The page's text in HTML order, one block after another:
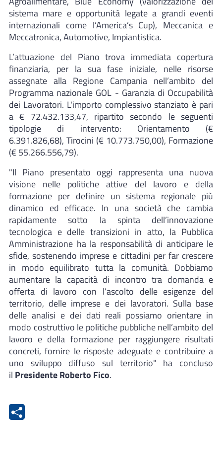
sistema mare e opportunità legate a grandi eventi
internazionali come l’America’s Cup), Meccanica e
Meccatronica, Automotive, Impiantistica.
L’attuazione del Piano trova immediata copertura
finanziaria, per la sua fase iniziale, nelle risorse
assegnate alla Regione Campania nell’ambito del
Programma nazionale GOL - Garanzia di Occupabilità
dei Lavoratori. L'importo complessivo stanziato è pari
a € 72.432.133,47, ripartito secondo le seguenti
tipologie di intervento: Orientamento (€
6.391.826,68), Tirocini (€ 10.773.750,00), Formazione
(€ 55.266.556,79).
"Il Piano presentato oggi rappresenta una nuova
visione nelle politiche attive del lavoro e della
formazione per definire un sistema regionale più
dinamico ed efficace. In una società che cambia
rapidamente sotto la spinta dell’innovazione
tecnologica e delle transizioni in atto, la Pubblica
Amministrazione ha la responsabilità di anticipare le
sfide, sostenendo imprese e cittadini per far crescere
in modo equilibrato tutta la comunità. Dobbiamo
aumentare la capacità di incontro tra domanda e
offerta di lavoro con l’ascolto delle esigenze del
territorio, delle imprese e dei lavoratori. Sulla base
delle analisi e dei dati reali possiamo orientare in
modo costruttivo le politiche pubbliche nell’ambito del
lavoro e della formazione per raggiungere risultati
concreti, fornire le risposte adeguate e contribuire a
uno sviluppo diffuso sul territorio" ha concluso
il Presidente Roberto Fico.